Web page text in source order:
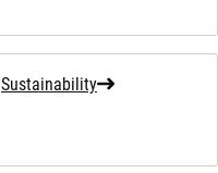
Sustainability